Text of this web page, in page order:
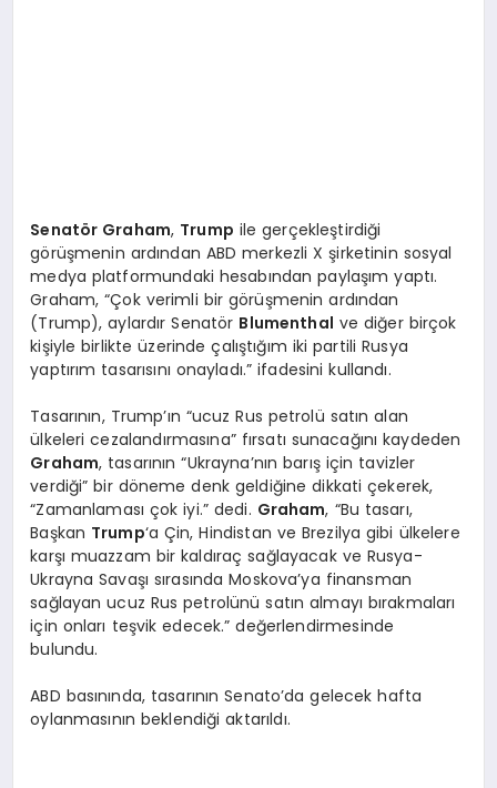
Senatör Graham, Trump ile gerçekleştirdiği
görüşmenin ardından ABD merkezli X şirketinin sosyal
medya platformundaki hesabından paylaşım yaptı.
Graham, “Çok verimli bir görüşmenin ardından
(Trump), aylardır Senatör Blumenthal ve diğer birçok
kişiyle birlikte üzerinde çalıştığım iki partili Rusya
yaptırım tasarısını onayladı.” ifadesini kullandı.
Tasarının, Trump’ın “ucuz Rus petrolü satın alan
ülkeleri cezalandırmasına” fırsatı sunacağını kaydeden
Graham, tasarının “Ukrayna’nın barış için tavizler
verdiği” bir döneme denk geldiğine dikkati çekerek,
“Zamanlaması çok iyi.” dedi. Graham, “Bu tasarı,
Başkan Trump‘a Çin, Hindistan ve Brezilya gibi ülkelere
karşı muazzam bir kaldıraç sağlayacak ve Rusya-
Ukrayna Savaşı sırasında Moskova’ya finansman
sağlayan ucuz Rus petrolünü satın almayı bırakmaları
için onları teşvik edecek.” değerlendirmesinde
bulundu.
ABD basınında, tasarının Senato’da gelecek hafta
oylanmasının beklendiği aktarıldı.